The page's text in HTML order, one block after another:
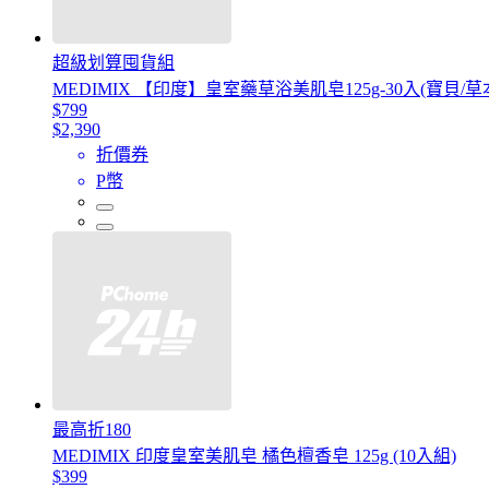
超級划算囤貨組
MEDIMIX 【印度】皇室藥草浴美肌皂125g-30入(寶貝/草
$799
$2,390
折價券
P幣
最高折180
MEDIMIX 印度皇室美肌皂 橘色檀香皂 125g (10入組)
$399